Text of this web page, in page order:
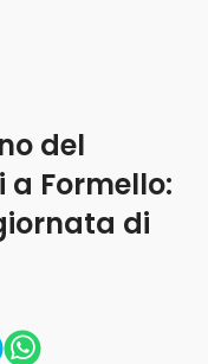
del
Formello:
di